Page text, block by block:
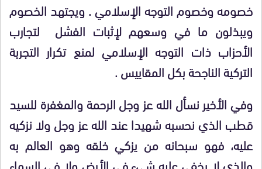
خصومه وخصوم التوجه الإسلامي . ويجتهد الخصوم
ويبذلون ما في وسعهم لإثبات الفشل لتجارب
الأحزاب ذات التوجه الإسلامي لمنع تكرار التجربة
التركية الناجحة بكل المقاييس .
وفي الأخير نسأل الله عز وجل الرحمة والمغفرة للسيد
قطب الذي نحسبه شهيدا عند الله عز وجل ولا نزكيه
عليه، فهو سبحانه من يزكي خلقه وهو العالم به